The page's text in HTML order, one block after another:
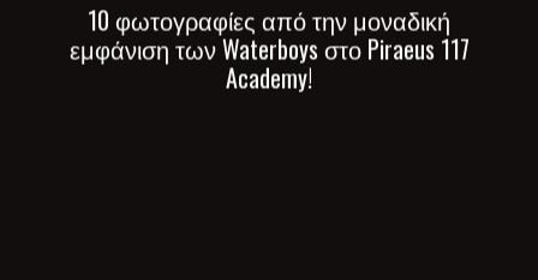
10 φωτογραφίες από την μοναδική
εμφάνιση των Waterboys στο Piraeus 117
Academy!